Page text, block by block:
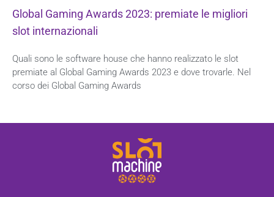
Global Gaming Awards 2023: premiate le migliori
slot internazionali
Quali sono le software house che hanno realizzato le slot
premiate al Global Gaming Awards 2023 e dove trovarle. Nel
corso dei Global Gaming Awards